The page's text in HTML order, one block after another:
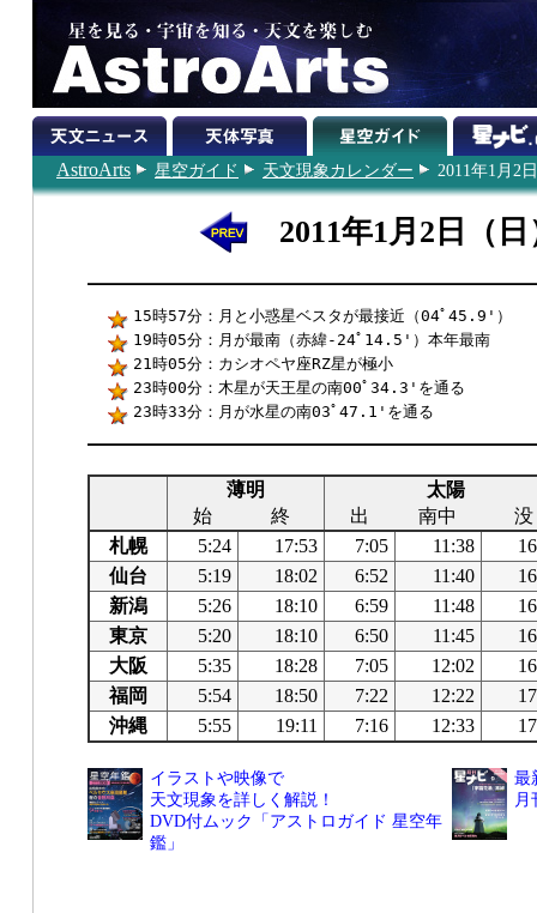
AstroArts 星空ガイド 天文現象カレンダー 2011年1月2日
2011年1月2日（日
15時57分：月と小惑星ベスタが最接近（04ﾟ45.9'）
19時05分：月が最南（赤緯-24ﾟ14.5'）本年最南
21時05分：カシオペヤ座RZ星が極小
23時00分：木星が天王星の南00ﾟ34.3'を通る
23時33分：月が水星の南03ﾟ47.1'を通る
薄明
太陽
始
終 出 南中
没
札幌
5:24 17:53 7:05 11:38
仙台
5:19 18:02 6:52 11:40
新潟
5:26 18:10 6:59 11:48
東京
5:20 18:10 6:50 11:45
大阪
5:35 18:28 7:05 12:02
福岡
5:54 18:50 7:22 12:22
沖縄
5:55 19:11 7:16 12:33
イラストや映像で
天文現象を詳しく解説！
DVD付ムック「アストロガイド 星空年
鑑」
最
月